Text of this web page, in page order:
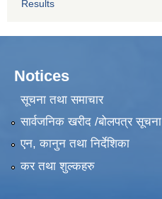
Results
Notices
सूचना तथा समाचार
सार्वजनिक खरीद /बोलपत्र सूचना
एन, कानुन तथा निर्देशिका
कर तथा शुल्कहरु